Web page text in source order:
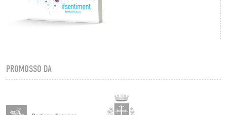
PROMOSSO DA